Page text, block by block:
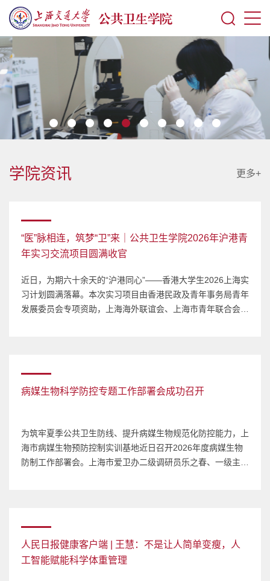
学院资讯 更多+
“医”脉相连，筑梦“卫”来｜公共卫生学院2026年沪港青
年实习交流项目圆满收官
近日，为期六十余天的“沪港同心”——香港大学生2026上海实
习计划圆满落幕。本次实习项目由香港民政及青年事务局青年
发展委员会专项资助，上海海外联谊会、上海市青年联合会指
病媒生物科学防控专题工作部署会成功召开
​为筑牢夏季公共卫生防线、提升病媒生物规范化防控能力，上
海市病媒生物预防控制实训基地近日召开2026年度病媒生物
防制工作部署会。上海市爱卫办二级调研员乐之春、一级主任
人民日报健康客户端 | 王慧：不是让人简单变瘦，人
工智能赋能科学体重管理